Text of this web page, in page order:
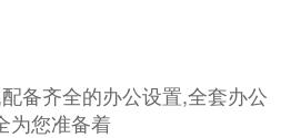
备齐全的办公设置,全套办公
为您准备着